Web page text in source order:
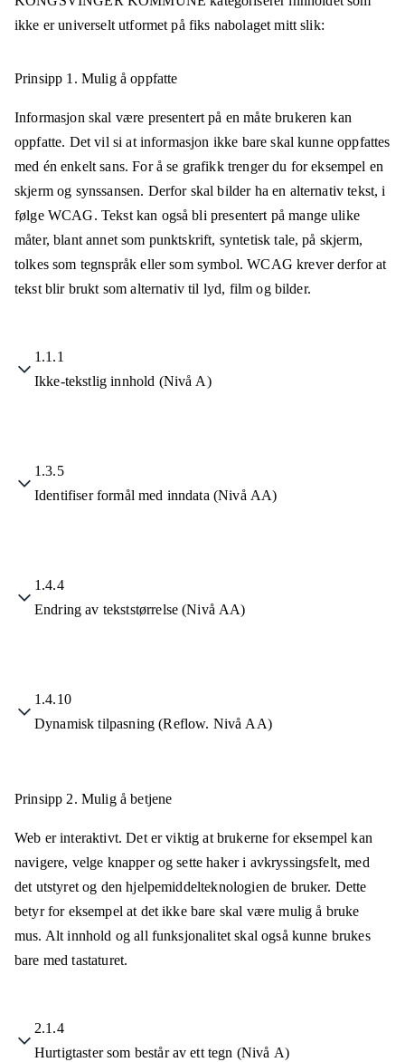
ikke er universelt utformet på fiks nabolaget mittslik:
Prinsipp 1. Mulig å oppfatte
Informasjon skal være presentert på en måte brukeren kan
oppfatte. Det vil si at informasjon ikke bare skal kunne oppfattes
med én enkelt sans. For å se grafikk trenger du for eksempel en
skjerm og synssansen. Derfor skal bilder ha en alternativ tekst, i
følge WCAG. Tekst kan også bli presentert på mange ulike
måter, blant annet som punktskrift, syntetisk tale, på skjerm,
tolkes som tegnspråk eller som symbol. WCAG krever derfor at
tekst blir brukt som alternativ til lyd, film og bilder.
1.1.1
Ikke-tekstlig innhold (Nivå A)
1.3.5
Identifiser formål med inndata (Nivå AA)
1.4.4
Endring av tekststørrelse (Nivå AA)
1.4.10
Dynamisk tilpasning (Reflow. Nivå AA)
Prinsipp 2. Mulig å betjene
Web er interaktivt. Det er viktig at brukerne for eksempel kan
navigere, velge knapper og sette haker i avkryssingsfelt, med
det utstyret og den hjelpemiddelteknologien de bruker. Dette
betyr for eksempel at det ikke bare skal være mulig å bruke
mus. Alt innhold og all funksjonalitet skal også kunne brukes
bare med tastaturet.
2.1.4
Hurtigtaster som består av ett tegn (Nivå A)